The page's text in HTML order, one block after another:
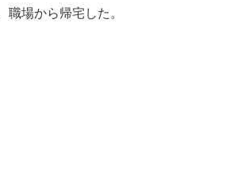
場から帰宅した。